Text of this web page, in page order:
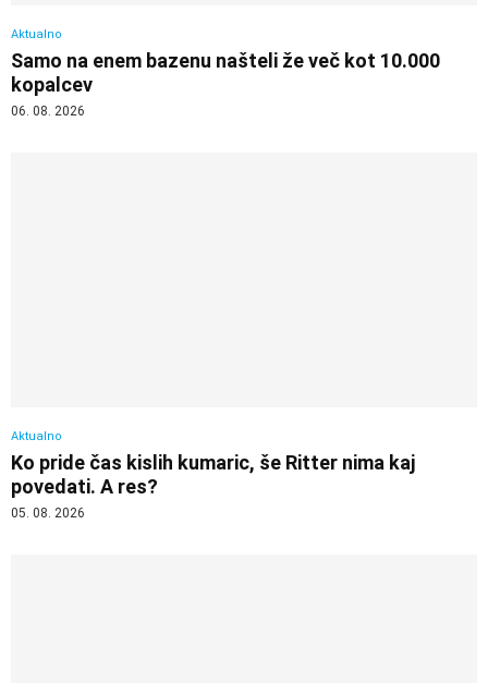
Aktualno
Samo na enem bazenu našteli že več kot 10.000
kopalcev
06. 08. 2026
Aktualno
Ko pride čas kislih kumaric, še Ritter nima kaj
povedati. A res?
05. 08. 2026